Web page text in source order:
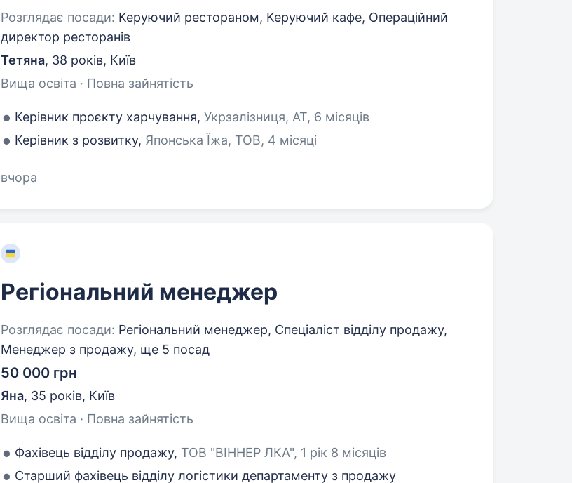
Розглядає посади: Керуючий рестораном, Керуючий кафе, Операційний
директор ресторанів
Тетяна, 38 років, Київ
Вища освіта · Повна зайнятість
Керівник проєкту харчування, Укрзалізниця, АТ, 6 місяців
Керівник з розвитку, Японська Їжа, ТОВ, 4 місяці
вчора
Регіональний менеджер
Розглядає посади: Регіональний менеджер, Спеціаліст відділу продажу,
Менеджер з продажу, ще 5 посад
50 000 грн
Яна, 35 років, Київ
Вища освіта · Повна зайнятість
Фахівець відділу продажу, ТОВ "ВІННЕР ЛКА", 1 рік 8 місяців
Старший фахівець відділу логістики департаменту з продажу